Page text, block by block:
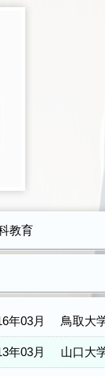
教育
年03月 鳥取大
年03月 山口大